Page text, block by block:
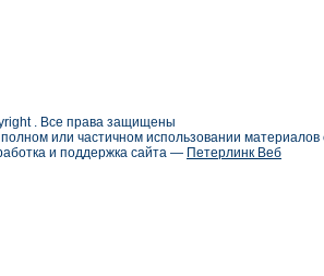
. Все права защищены
или частичном использовании
и поддержка сайта — Петерлинк Веб